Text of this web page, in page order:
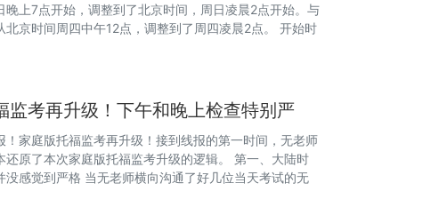
晚上7点开始，调整到了北京时间，周日凌晨2点开始。与
北京时间周四中午12点，调整到了周四凌晨2点。 开始时
提前了12小时，结束时间提前了10个小时，相当于帮助
我们也可以认
监考再升级！下午和晚上检查特别严
！家庭版托福监考再升级！接到线报的第一时间，无老师
原了本次家庭版托福监考升级的逻辑。 第一、大陆时
没感觉到严格 当无老师横向沟通了好几位当天考试的无
未有过的特征。那就是很明显，在中国大陆上午就开始
的时长也没有特别长，很快就通过了检查，并且开始